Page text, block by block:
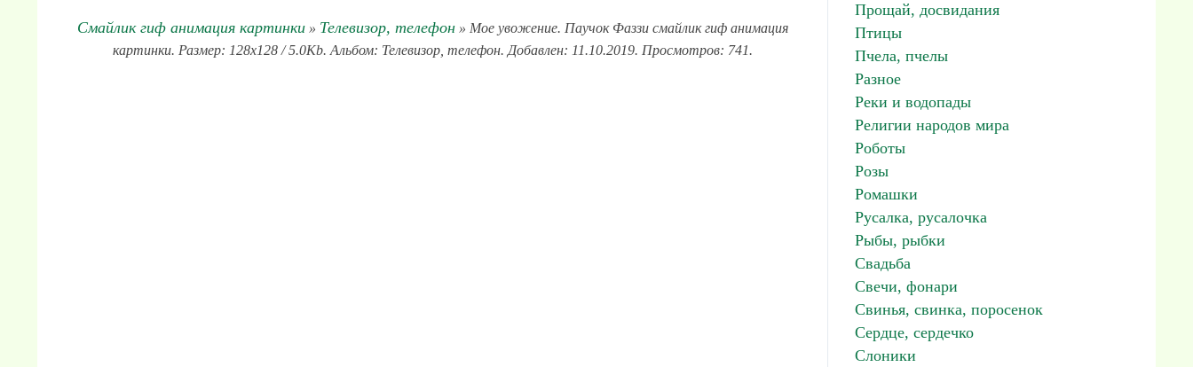
Смайлик гиф анимация картинки» Телевизор, телефон» Мое увожение. Паучок Фаззи смайлик гиф анимация
картинки. Размер: 128x128 / 5.0Kb. Альбом: Телевизор, телефон. Добавлен: 11.10.2019. Просмотров: 741.
Прощай, досвидания
Птицы
Пчела, пчелы
Разное
Реки и водопады
Религии народов мира
Роботы
Розы
Ромашки
Русалка, русалочка
Рыбы, рыбки
Свадьба
Свечи, фонари
Свинья, свинка, поросенок
Сердце, сердечко
Слоники